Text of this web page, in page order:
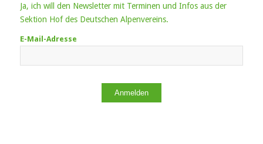
Ja, ich will den Newsletter mit Terminen und Infos aus der
Sektion Hof des Deutschen Alpenvereins.
E-Mail-Adresse
Anmelden